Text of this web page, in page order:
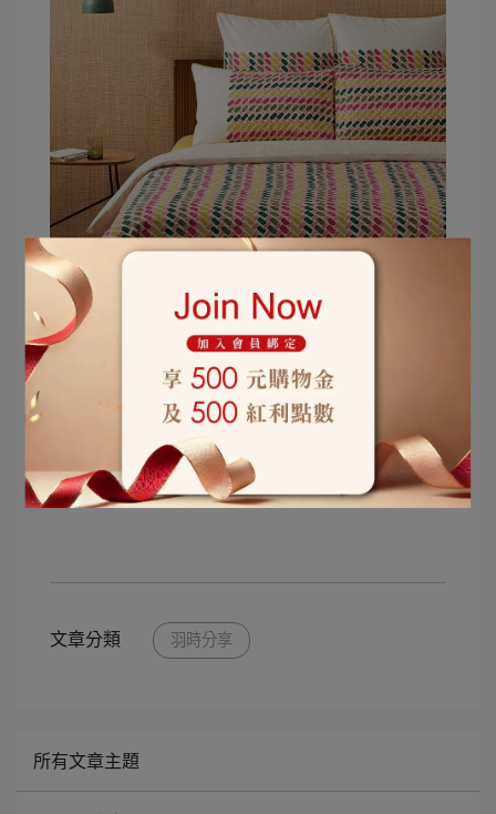
【FLAERIE 床組】 夏末草地與田園風光的細
文章分類 羽時分享
所有文章主題